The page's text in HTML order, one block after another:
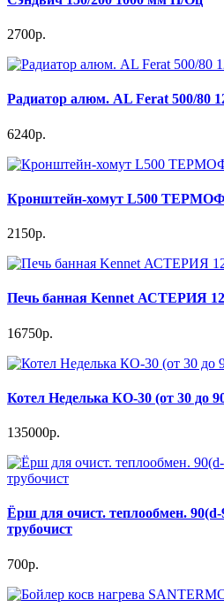
2700р.
Радиатор алюм. AL Ferat 500/80
6240р.
Кронштейн-хомут L500
2150р.
Печь банная Kennet АСТЕРИЯ
16750р.
Котел Неделька КО-30 (от 30 до
135000р.
Ёрш для очист. теплообмен.
трубочист
700р.